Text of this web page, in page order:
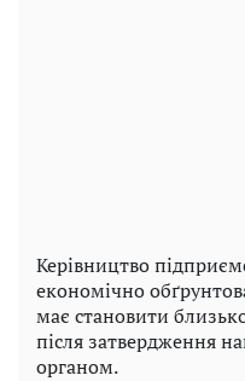
Керівництво
економічно
має становити
після затвердження
органом.